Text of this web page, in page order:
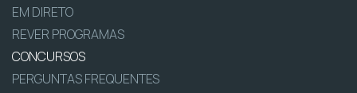
EM DIRETO
REVER PROGRAMAS
CONCURSOS
PERGUNTAS FREQUENTES